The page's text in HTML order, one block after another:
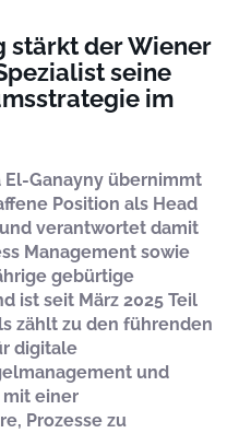
stärkt der Wiener
seine
im
El-Ganayny übernimmt
Position als Head
verantwortet damit
Management sowie
gebürtige
ist seit März 2025 Teil
zählt zu den führenden
digitale
und
einer
Prozesse zu